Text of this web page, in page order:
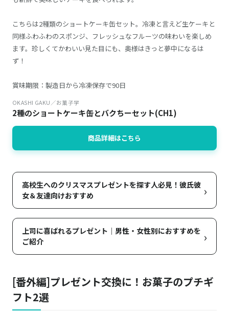
こちらは2種類のショートケーキ缶セット。冷凍と言えど生ケーキと
同様ふわふわのスポンジ、フレッシュなフルーツの味わいを楽しめ
ます。珍しくてかわいい見た目にも、奥様はきっと夢中になるは
ず！
賞味期限：製造日から冷凍保存で90日
OKASHI GAKU／お菓子学
2種のショートケーキ缶とバクちーセット(CH1)
商品詳細はこちら
高校生へのクリスマスプレゼントを探す人必見！彼氏彼
女＆友達向けおすすめ
›
上司に喜ばれるプレゼント｜男性・女性別におすすめを
ご紹介
›
[番外編]プレゼント交換に！お菓子のプチギ
フト2選